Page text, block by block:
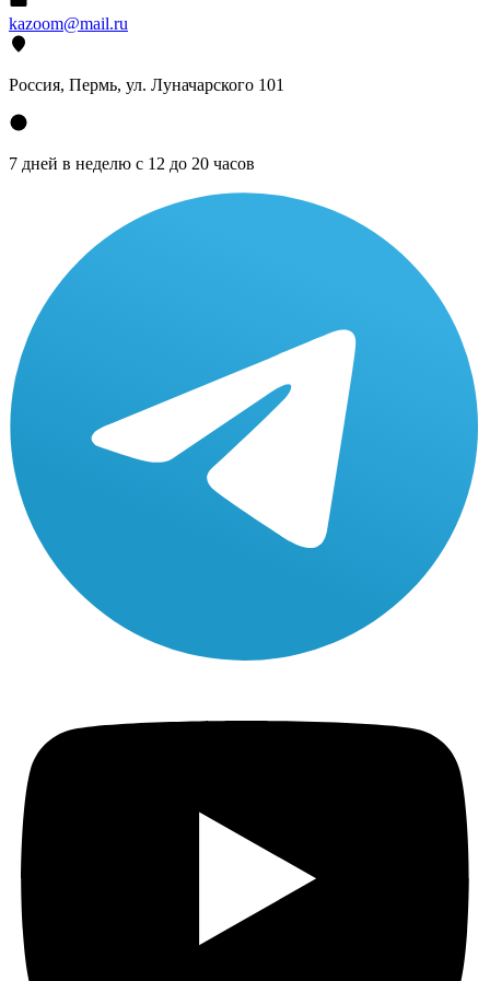
kazoom@mail.ru
Россия, Пермь, ул. Луначарского 101
7 дней в неделю с 12 до 20 часов